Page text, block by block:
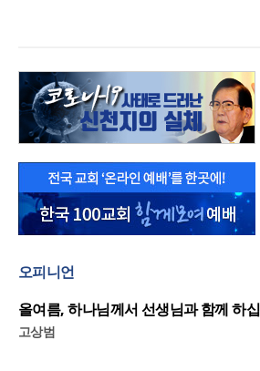
오피니언
올여름, 하나님께서 선생님과 함께 하
고상범